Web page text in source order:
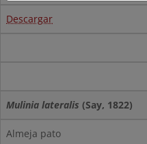
Descargar
Mulinia lateralis (Say, 1822)
Almeja pato